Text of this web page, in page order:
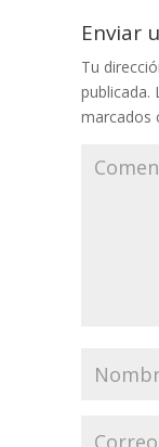
Enviar
Tu
publicada.
marcados